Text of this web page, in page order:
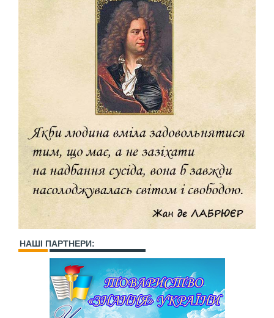
НАШІ ПАРТНЕРИ: